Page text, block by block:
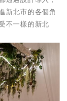
新北市的各個角
不一樣的新北